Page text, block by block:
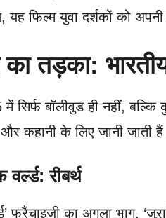
यह फिल्म युवा दर्शकों को
का तड़का:
सिर्फ बॉलीवुड ही नहीं,
कहानी के लिए जानी जाती
रीबर्थ
फ्रैंचाइज़ी का अगला भाग,